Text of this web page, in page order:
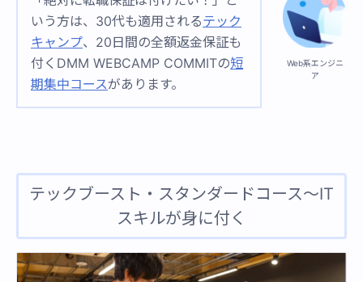
いう方は、30代も適用されるテック
キャンプ、20日間の全額返金保証も
付くDMM WEBCAMP COMMITの短
期集中コースがあります。
Web系エンジニ
ア
テックブースト・スタンダードコース〜IT
スキルが身に付く